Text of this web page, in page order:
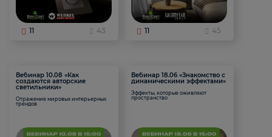
11 43 11 45
Вебинар 10.08 «Как
создаются авторские
светильники»
Отражение мировых интерьерных
трендов
Вебинар 18.06 «Знакомство с
динамическими эффектами»
Эффекты, которые оживляют
пространство